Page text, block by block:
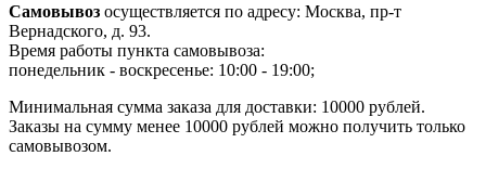
Самовывоз осуществляется по адресу: Москва, пр-т
Вернадского, д. 93.
Время работы пункта самовывоза:
понедельник - воскресенье: 10:00 - 19:00;
Минимальная сумма заказа для доставки: 10000 рублей.
Заказы на сумму менее 10000 рублей можно получить только
самовывозом.